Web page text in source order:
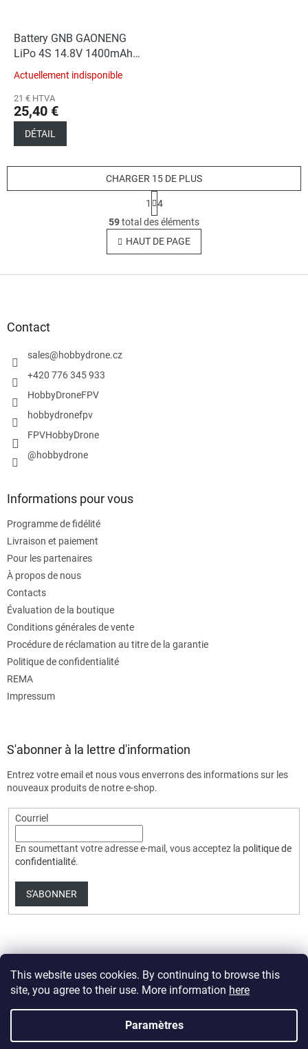
This website uses cookies. By continuing to browse this
site, you agree to their use. More information here
Paramètres
Battery GNB GAONENG
LiPo 4S 14.8V 1400mAh
120C XT60
Actuellement indisponible
21 € HTVA
25,40 €
DÉTAIL
C
o
n
t
CHARGER 15 DE PLUS
P
a
g
i
n
a
i
1
4
59total des éléments
HAUT DE PAGE
Contact
sales@hobbydrone.cz
+420 776 345 933
HobbyDroneFPV
hobbydronefpv
FPVHobbyDrone
@hobbydrone
Informations pour vous
Programme de fidélité
Livraison et paiement
Pour les partenaires
À propos de nous
Contacts
Évaluation de la boutique
Conditions générales de vente
Procédure de réclamation au titre de la garantie
Politique de confidentialité
REMA
Impressum
S'abonner à la lettre d'information
Entrez votre email et nous vous enverrons des informations sur les
nouveaux produits de notre e-shop.
Courriel
En soumettant votre adresse e-mail, vous acceptez la politique de
confidentialité.
S'ABONNER